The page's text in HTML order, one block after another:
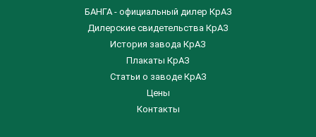
БАНГА - официальный дилер КрАЗ
Дилерские свидетельства КрАЗ
История завода КрАЗ
Плакаты КрАЗ
Статьи о заводе КрАЗ
Цены
Контакты